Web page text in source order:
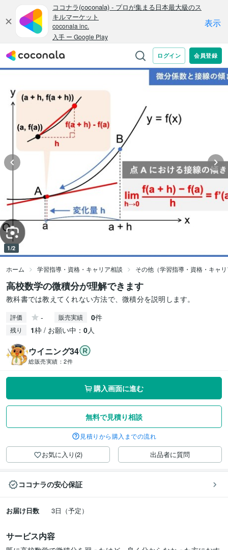
1/2
ホーム 学習指導・資格・キャリア相談 その他（学習指導・資格・キャ
高校数学の微積分が理解できます
教科書では教えてくれない方法で、微積分を説明します。
評価 - 販売実績 0件
残り 1枠 / お願い中： 0人
ウイニング34
総販売実績： 2件
購入画面に進む
無料で見積り相談
見積りから購入までの流れ
お気に入り(2) 出品者に質問
ココナラの安心保証
お届け日数 3日（予定）
サービス内容